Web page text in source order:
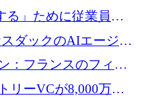
開始
る」ために従業員に
い付けを実施
ダックのAIエージェ
の資金調達で
：フランスのフィン
リーVCが8,000万ド